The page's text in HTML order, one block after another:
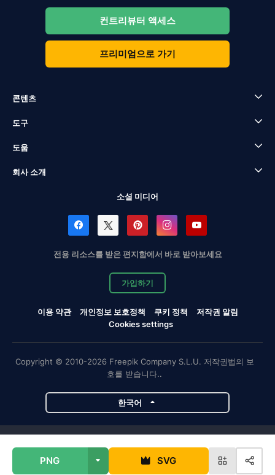
PNG SVG
컨트리뷰터 액세스
프리미엄으로 가기
콘텐츠
도구
도움
회사 소개
소셜 미디어
전용 리소스를 받은 편지함에서 바로 받아보세요
가입하기
이용 약관 개인정보 보호정책 쿠키 정책
저작권 알림
Cookies settings
Copyright © 2010-2026 Freepik Company S.L.U. 저작권법의 보
호를 받습니다..
한국어